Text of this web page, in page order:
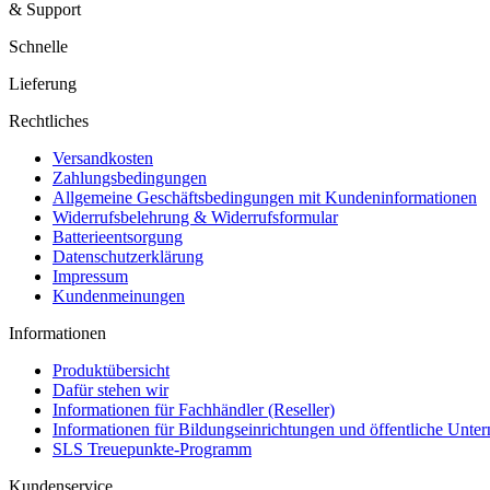
& Support
Schnelle
Lieferung
Rechtliches
Versandkosten
Zahlungsbedingungen
Allgemeine Geschäftsbedingungen mit Kundeninformationen
Widerrufsbelehrung & Widerrufsformular
Batterieentsorgung
Datenschutzerklärung
Impressum
Kundenmeinungen
Informationen
Produktübersicht
Dafür stehen wir
Informationen für Fachhändler (Reseller)
Informationen für Bildungseinrichtungen und öffentliche
SLS Treuepunkte-Programm
Kundenservice